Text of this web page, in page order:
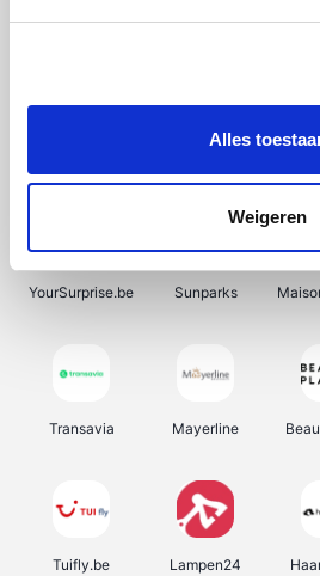
Alles
Weigeren
Shein Get Your Guide
YourSurprise.be Sunparks
Transavia Mayerline
Tuifly.be Lampen24